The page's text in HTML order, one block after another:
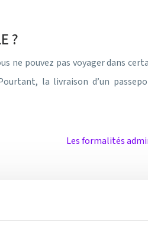
?
ne pouvez pas voyager dans
la livraison d’un
Les formalités